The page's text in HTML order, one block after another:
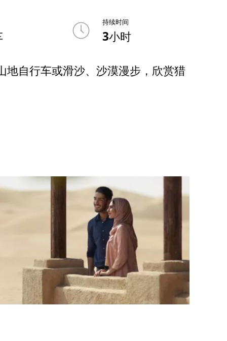
持续时间
3小时
自行车或滑沙、沙漠漫步，欣赏猎